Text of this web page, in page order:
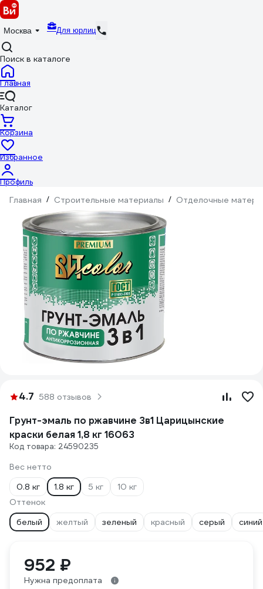
Москва Для юрлиц
Поиск в каталоге
Главная
Каталог
Корзина
Избранное
Профиль
Главная / Строительные материалы / Отделочные
4.7 588 отзывов
Грунт-эмаль по ржавчине 3в1 Царицынские
краски белая 1,8 кг 16063
Код товара: 24590235
Вес нетто
0.8 кг
1.8 кг 5 кг
10 кг
Оттенок
белый
желтый зеленый красный серый синий
952 ₽
Нужна предоплата